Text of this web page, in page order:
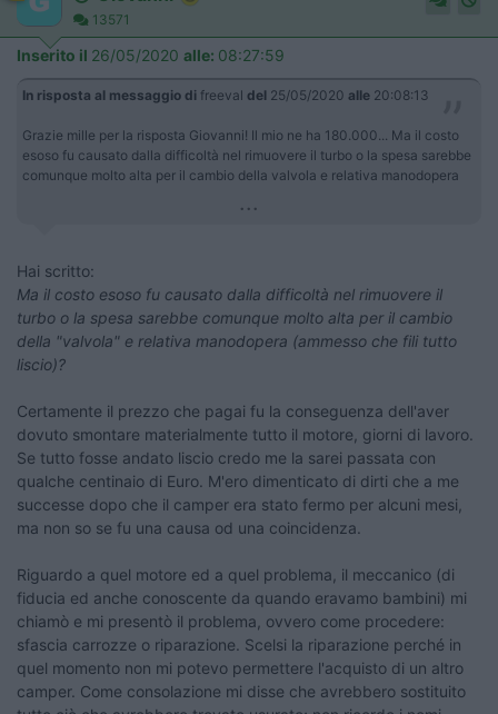
13571
Inserito il 26/05/2020 alle: 08:27:59
In risposta al messaggio di freeval del 25/05/2020 alle 20:08:13
Grazie mille per la risposta Giovanni! Il mio ne ha 180.000... Ma il costo
esoso fu causato dalla difficoltà nel rimuovere il turbo o la spesa sarebbe
comunque molto alta per il cambio della valvola e relativa manodopera
...
Hai scritto:
Ma il costo esoso fu causato dalla difficoltà nel rimuovere il
turbo o la spesa sarebbe comunque molto alta per il cambio
della "valvola" e relativa manodopera (ammesso che fili tutto
liscio)?
Certamente il prezzo che pagai fu la conseguenza dell'aver
dovuto smontare materialmente tutto il motore, giorni di lavoro.
Se tutto fosse andato liscio credo me la sarei passata con
qualche centinaio di Euro. M'ero dimenticato di dirti che a me
successe dopo che il camper era stato fermo per alcuni mesi,
ma non so se fu una causa od una coincidenza.
Riguardo a quel motore ed a quel problema, il meccanico (di
fiducia ed anche conoscente da quando eravamo bambini) mi
chiamò e mi presentò il problema, ovvero come procedere:
sfascia carrozze o riparazione. Scelsi la riparazione perché in
quel momento non mi potevo permettere l'acquisto di un altro
camper. Come consolazione mi disse che avrebbero sostituito